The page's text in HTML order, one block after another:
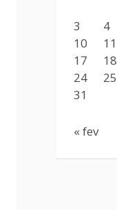
3
4
10
11
17
18
24
25
31
« fev